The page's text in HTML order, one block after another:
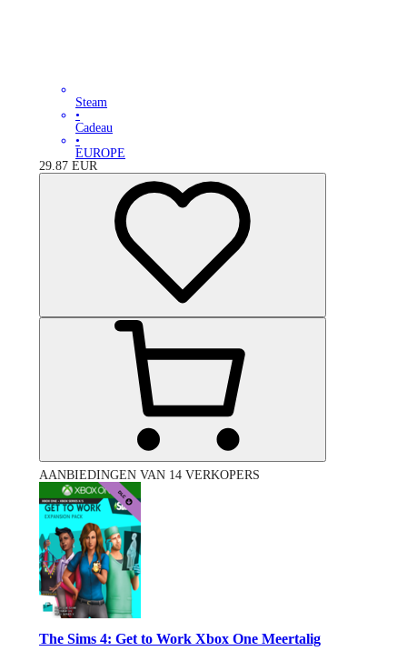
Steam
•
Cadeau
•
EUROPE
29.87 EUR
AANBIEDINGEN VAN 14 VERKOPERS
The Sims 4: Get to Work Xbox One Meertalig